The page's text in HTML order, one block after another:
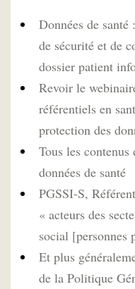
Données de
de sécurité et de
dossier patient
Revoir le
référentiels en
protection des
Tous les
données de santé
PGSSI-S,
« acteurs des
social [personnes
Et plus
de la Politique